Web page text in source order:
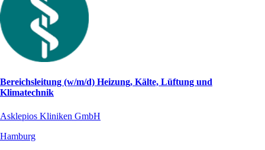
Bereichsleitung (w/m/d) Heizung, Kälte, Lüftung und
Klimatechnik
Asklepios Kliniken GmbH
Hamburg